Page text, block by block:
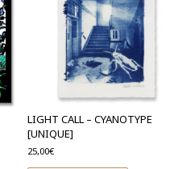
LIGHT CALL – CYANOTYPE
[UNIQUE]
25,00€